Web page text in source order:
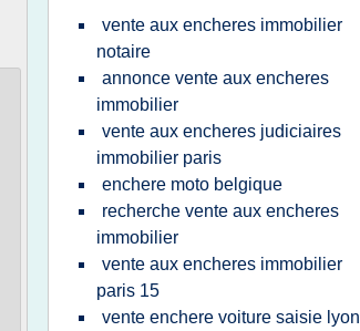
vente aux encheres immobilier
notaire
annonce vente aux encheres
immobilier
vente aux encheres judiciaires
immobilier paris
enchere moto belgique
recherche vente aux encheres
immobilier
vente aux encheres immobilier
paris 15
vente enchere voiture saisie lyon